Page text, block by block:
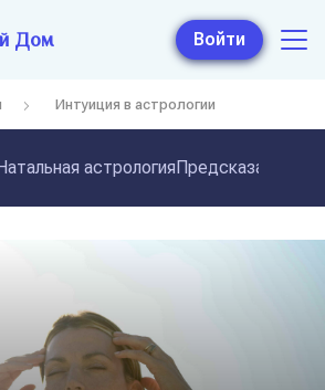
Дом Войти
Интуиция в астрологии
астрология